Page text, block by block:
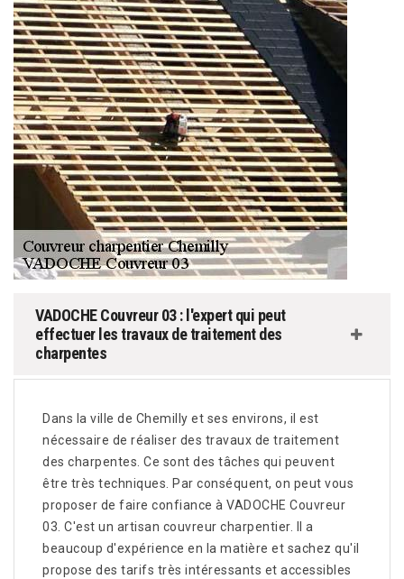
VADOCHE Couvreur 03 : l'expert qui peut
effectuer les travaux de traitement des
charpentes
Dans la ville de Chemilly et ses environs, il est
nécessaire de réaliser des travaux de traitement
des charpentes. Ce sont des tâches qui peuvent
être très techniques. Par conséquent, on peut vous
proposer de faire confiance à VADOCHE Couvreur
03. C'est un artisan couvreur charpentier. Il a
beaucoup d'expérience en la matière et sachez qu'il
propose des tarifs très intéressants et accessibles